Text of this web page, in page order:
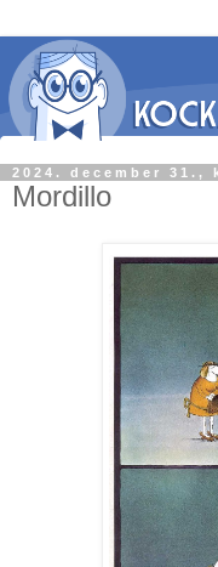
2024. december 31.,
Mordillo